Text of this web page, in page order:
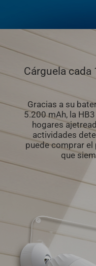
Cárguela cada
Gracias a su
5.200 mAh, la
hogares
actividades
puede comprar el
que